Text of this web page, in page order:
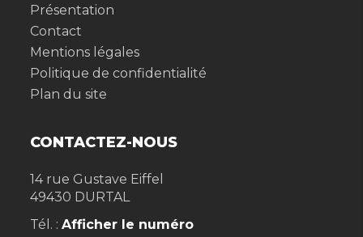
Présentation
Contact
Mentions légales
Politique de confidentialité
Plan du site
CONTACTEZ-NOUS
14 rue Gustave Eiffel
49430 DURTAL
Tél. :Afficher le numéro